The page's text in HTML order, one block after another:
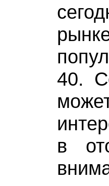
40.
в